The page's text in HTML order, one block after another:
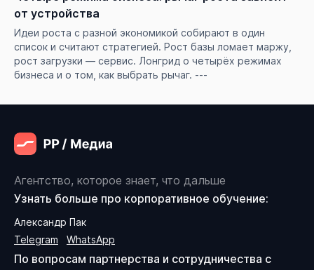
от устройства
Идеи роста с разной экономикой собирают в один
список и считают стратегией. Рост базы ломает маржу,
рост загрузки — сервис. Лонгрид о четырёх режимах
бизнеса и о том, как выбрать рычаг. ---
Агентство, которое знает, что дальше
Узнать больше про корпоративное обучение:
Александр Пак
Telegram
WhatsApp
По вопросам партнерства и сотрудничества с